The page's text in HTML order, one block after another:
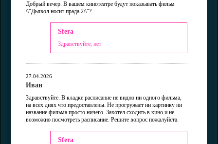
Добрый вечер. В вашем кинотеатре будут показывать фильм
\\"Дьявол носит прада 2\\"?
Sfera
Здравствуйте, нет
27.04.2026
Иван
Здравствуйте. В кладке расписание не видно ни одного фильма,
на всех днях что предоставлены. Не прогружает ни картинку ни
название фильма просто ничего. Захотел сходить в кино и не
возможно посмотреть расписание. Решите вопрос пожалуйста.
Sfera